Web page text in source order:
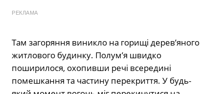
РЕКЛАМА
Там загоряння виникло на горищі дерев’яного
житлового будинку. Полум’я швидко
поширилося, охопивши речі всередині
помешкання та частину перекриття. У будь-